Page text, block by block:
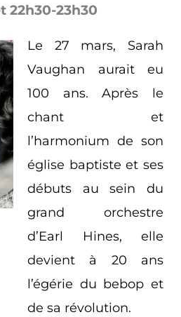
22h30-23h30
Le 27 mars, Sarah
Vaughan aurait eu
100 ans. Après le
chant et
l’harmonium de son
église baptiste et ses
débuts au sein du
grand orchestre
d’Earl Hines, elle
devient à 20 ans
l’égérie du bebop et
de sa révolution.